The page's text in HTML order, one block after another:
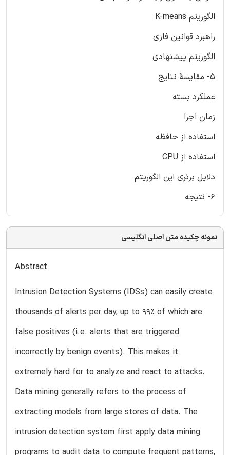
الگوریتم K-means
راهبرد قوانین فازی
الگوریتم پیشنهادی
5- مقایسۀ نتایج
عملکرد بسته
زمان اجرا
استفاده از حافظه
استفاده از CPU
دلایل برتری این الگوریتم
6- نتیجه
نمونه چکیده متن اصلی انگلیسی
Abstract
Intrusion Detection Systems (IDSs) can easily create
thousands of alerts per day, up to 99% of which are
false positives (i.e. alerts that are triggered
incorrectly by benign events). This makes it
extremely hard for to analyze and react to attacks.
Data mining generally refers to the process of
extracting models from large stores of data. The
intrusion detection system first apply data mining